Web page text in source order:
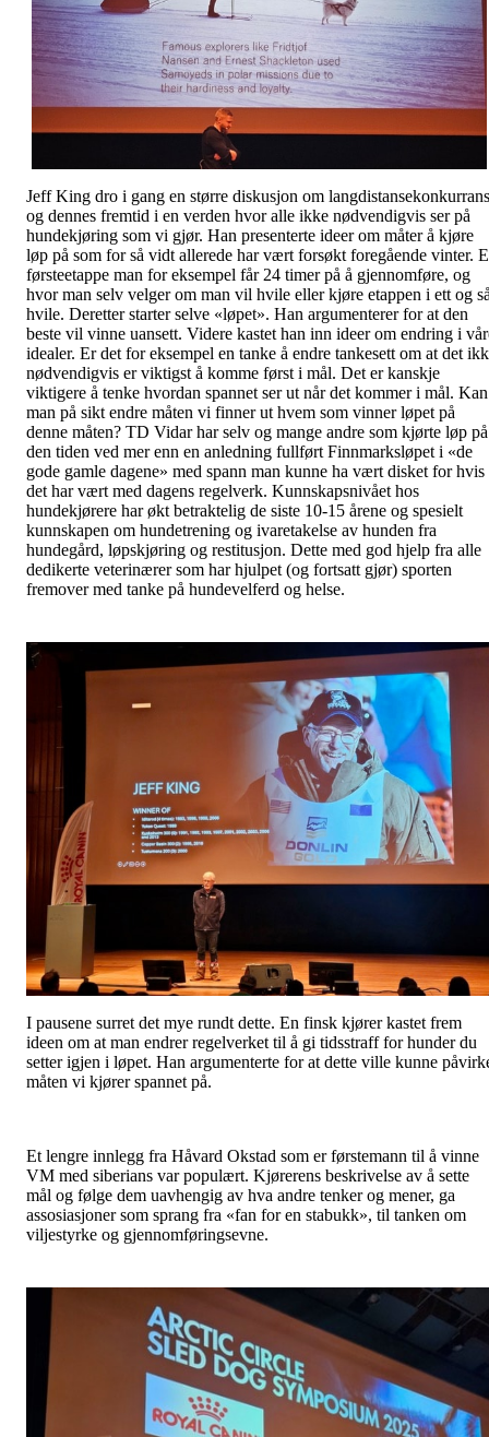
Jeff King dro i gang en større diskusjon om
og dennes fremtid i en verden hvor alle ikke nødvendigvis ser på
hundekjøring som vi gjør. Han presenterte ideer om måter å kjøre
løp på som for så vidt allerede har vært forsøkt foregående vinter.
førsteetappe man for eksempel får 24 timer på å gjennomføre, og
hvor man selv velger om man vil hvile eller kjøre etappen i ett og
hvile. Deretter starter selve «løpet». Han argumenterer for at den
beste vil vinne uansett. Videre kastet han inn ideer om endring i
idealer. Er det for eksempel en tanke å endre tankesett om at det
nødvendigvis er viktigst å komme først i mål. Det er kanskje
viktigere å tenke hvordan spannet ser ut når det kommer i mål. Kan
man på sikt endre måten vi finner ut hvem som vinner løpet på
denne måten? TD Vidar har selv og mange andre som kjørte løp på
den tiden ved mer enn en anledning fullført Finnmarksløpet i «de
gode gamle dagene» med spann man kunne ha vært disket for hvis
det har vært med dagens regelverk. Kunnskapsnivået hos
hundekjørere har økt betraktelig de siste 10-15 årene og spesielt
kunnskapen om hundetrening og ivaretakelse av hunden fra
hundegård, løpskjøring og restitusjon. Dette med god hjelp fra alle
dedikerte veterinærer som har hjulpet (og fortsatt gjør) sporten
fremover med tanke på hundevelferd og helse.
I pausene surret det mye rundt dette. En finsk kjører kastet frem
ideen om at man endrer regelverket til å gi tidsstraff for hunder du
setter igjen i løpet. Han argumenterte for at dette ville kunne
måten vi kjører spannet på.
Et lengre innlegg fra Håvard Okstad som er førstemann til å vinne
VM med siberians var populært. Kjørerens beskrivelse av å sette
mål og følge dem uavhengig av hva andre tenker og mener, ga
assosiasjoner som sprang fra «fan for en stabukk», til tanken om
viljestyrke og gjennomføringsevne.